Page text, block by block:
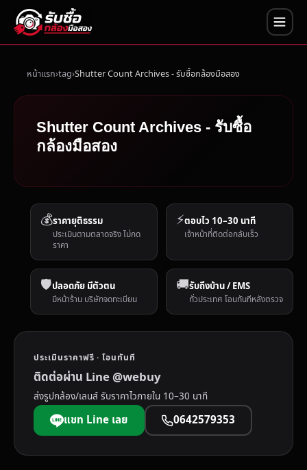
หน้าแรก tag Shutter Count Archives - รับซื้อกล้องมือสอง
Shutter Count Archives - รับซื้อ
กล้องมือสอง
💰ราคายุติธรรม
ประเมินตามตลาดจริง ไม่กด
ราคา
⚡ตอบไว 10–30 นาที
เจ้าหน้าที่ติดต่อกลับเร็ว
🛡️ปลอดภัย มีตัวตน
มีหน้าร้าน บริษัทจดทะเบียน
🚚รับถึงบ้าน / EMS
ทั่วประเทศ โอนทันทีหลังตรวจ
ประเมินราคาฟรี · โอนทันที
ติดต่อผ่าน Line @webuy
ส่งรูปกล้อง/เลนส์ รับราคาไวภายใน 10–30 นาที
แชท Line เลย 0642579353